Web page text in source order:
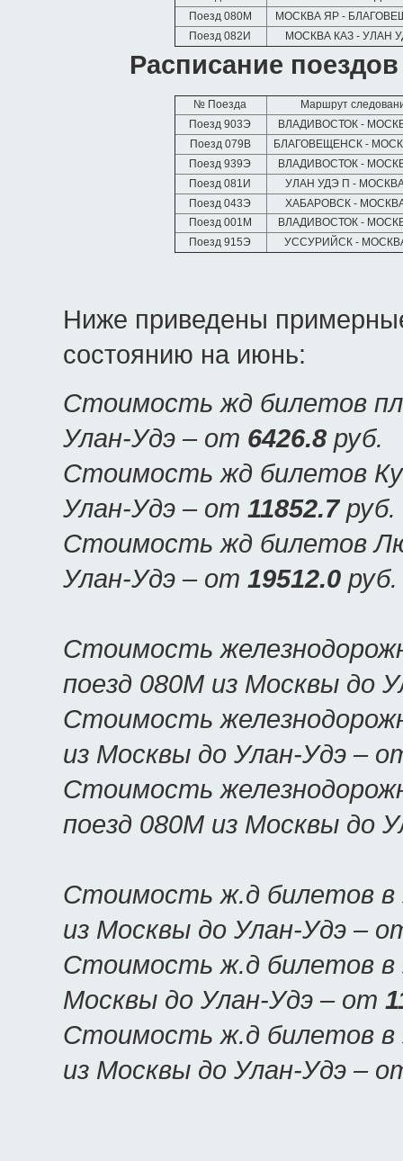
Поезд 080М
МОСКВА ЯР -
Поезд 082И
МОСКВА КАЗ - УЛАН
Расписание
№ Поезда
Маршрут
Поезд 903Э
ВЛАДИВОСТОК -
Поезд 079В
БЛАГОВЕЩЕНСК -
Поезд 939Э
ВЛАДИВОСТОК -
Поезд 081И
УЛАН УДЭ П -
Поезд 043Э
ХАБАРОВСК -
Поезд 001М
ВЛАДИВОСТОК -
Поезд 915Э
УССУРИЙСК -
Ниже приведены
состоянию на июнь:
Стоимость жд билетов
Улан-Удэ – от 6426.8 руб.
Стоимость жд билетов
Улан-Удэ – от 11852.7руб.
Стоимость жд билетов
Улан-Удэ – от 19512.0 руб.
Стоимость
поезд 080М из Москвы до
Стоимость
из Москвы до Улан-Удэ –
Стоимость
поезд 080М из Москвы до
Стоимость ж.д билетов в
из Москвы до Улан-Удэ –
Стоимость ж.д билетов в
Москвы до Улан-Удэ – от
Стоимость ж.д билетов в
из Москвы до Улан-Удэ –